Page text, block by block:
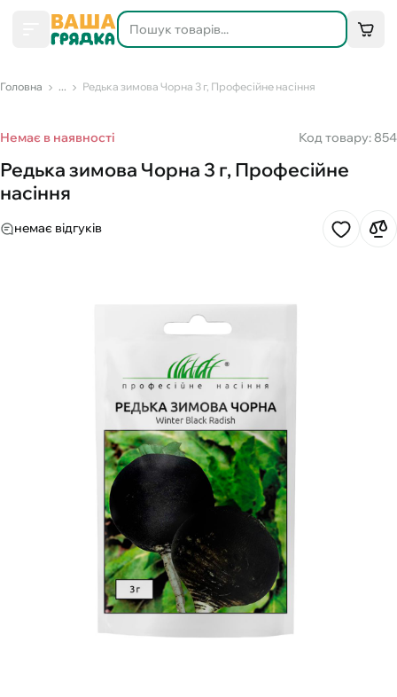
Головна ... Редька зимова Чорна 3 г, Професійне насіння
Немає в наявності Код товару: 854
Редька зимова Чорна 3 г, Професійне
насіння
немає відгуків